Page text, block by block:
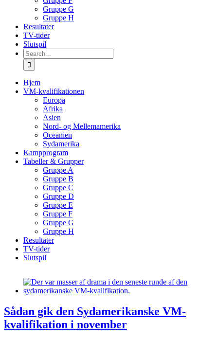
Gruppe G
Gruppe H
Resultater
TV-tider
Slutspil
Search
for:
Hjem
VM-kvalifikationen
Europa
Afrika
Asien
Nord- og Mellemamerika
Oceanien
Sydamerika
Kampprogram
Tabeller & Grupper
Gruppe A
Gruppe B
Gruppe C
Gruppe D
Gruppe E
Gruppe F
Gruppe G
Gruppe H
Resultater
TV-tider
Slutspil
Sådan gik den Sydamerikanske VM-
kvalifikation i november